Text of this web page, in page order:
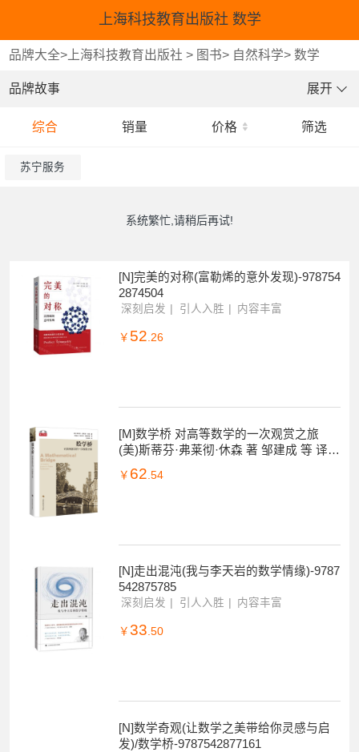
上海科技教育出版社 数学
品牌大全> 上海科技教育出版社 > 图书> 自然科学>数学
品牌故事 展开
综合 销量 价格 筛选
苏宁服务
系统繁忙,请稍后再试!
[N]完美的对称(富勒烯的意外发现)-978754
2874504
深刻启发 引人入胜 内容丰富
￥ 52.26
[M]数学桥 对高等数学的一次观赏之旅
(美)斯蒂芬·弗莱彻·休森 著 邹建成 等 译 -
9787542877147
￥ 62 .54
[N]走出混沌(我与李天岩的数学情缘)-9787
542875785
深刻启发 引人入胜 内容丰富
￥ 33.50
[N]数学奇观(让数学之美带给你灵感与启
发)/数学桥-9787542877161